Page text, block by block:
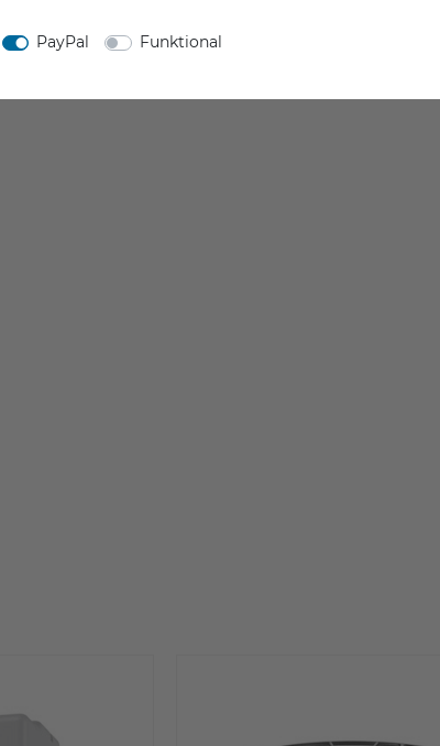
PayPal
Funktional